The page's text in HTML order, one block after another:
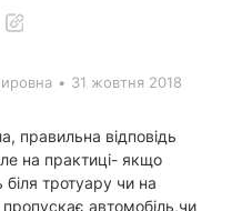
• 31 жовтня 2018
правильна відповідь
на практиці- якщо
біля тротуару чи на
пропускає автомобіль,чи